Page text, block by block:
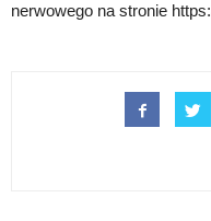
nerwowego na stronie